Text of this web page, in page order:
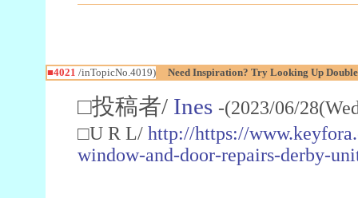
■4021 /inTopicNo.4019) Need Inspiration? Try Looking Up
□投稿者/ Ines -(2023/06/
□U R L/ http://https://
window-and-door-repairs-derby-